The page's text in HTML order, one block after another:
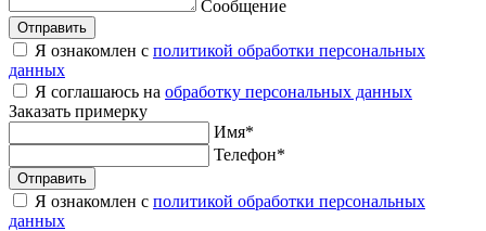
Сообщение
Отправить
Я ознакомлен с политикой обработки персональных
данных
Я соглашаюсь на обработку персональных данных
Заказать примерку
Имя*
Телефон*
Отправить
Я ознакомлен с политикой обработки персональных
данных